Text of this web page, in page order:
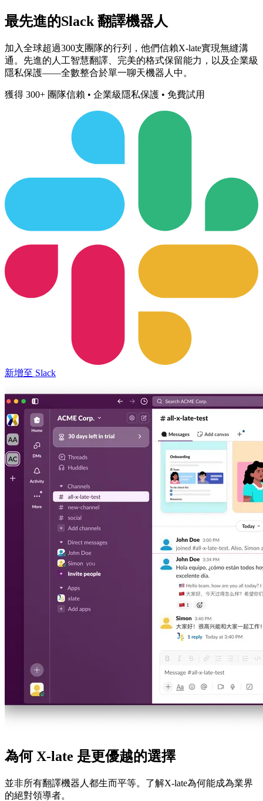
最先進的Slack 翻譯機器人
加入全球超過300支團隊的行列，他們信賴X-late實現無縫溝
通。先進的人工智慧翻譯、完美的格式保留能力，以及企業級
隱私保護——全數整合於單一聊天機器人中。
獲得 300+ 團隊信賴 • 企業級隱私保護 • 免費試用
新增至 Slack
為何 X-late 是更優越的選擇
並非所有翻譯機器人都生而平等。了解X-late為何能成為業界
的絕對領導者。